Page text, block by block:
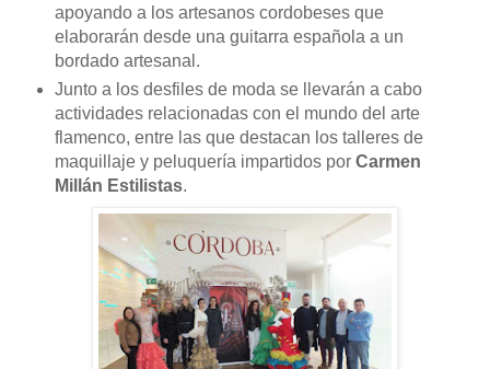
apoyando a los artesanos cordobeses que
elaborarán desde una guitarra española a un
bordado artesanal.
Junto a los desfiles de moda se llevarán a cabo
actividades relacionadas con el mundo del arte
flamenco, entre las que destacan los talleres de
maquillaje y peluquería impartidos por Carmen
Millán Estilistas.